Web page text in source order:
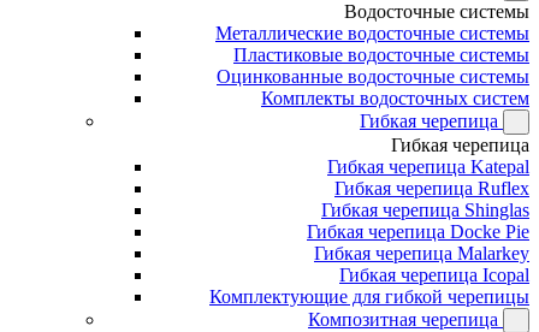
Водосточные системы
Металлические водосточные системы
Пластиковые водосточные системы
Оцинкованные водосточные системы
Комплекты водосточных систем
Гибкая черепица
Гибкая черепица
Гибкая черепица Katepal
Гибкая черепица Ruflex
Гибкая черепица Shinglas
Гибкая черепица Docke Pie
Гибкая черепица Malarkey
Гибкая черепица Icopal
Комплектующие для гибкой черепицы
Композитная черепица